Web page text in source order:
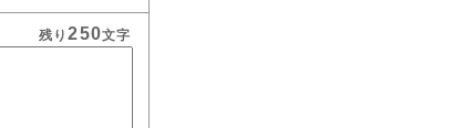
残り250文字